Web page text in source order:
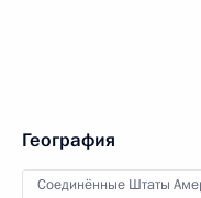
География
Соединённые Штаты